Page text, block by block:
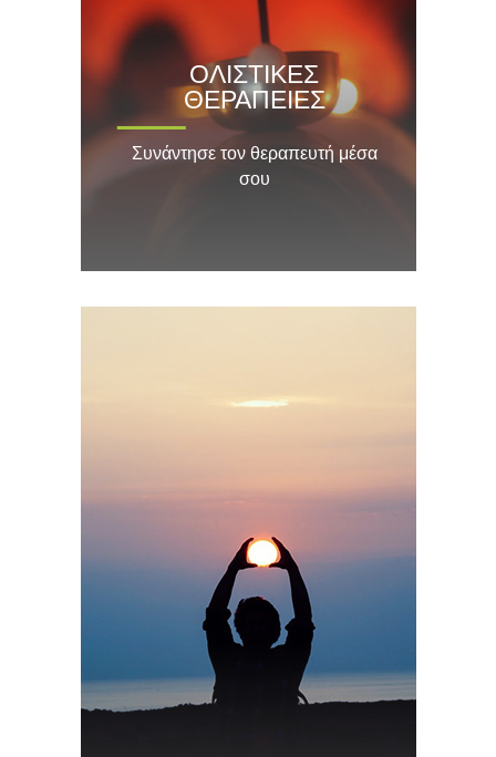
ΟΛΙΣΤΙΚΕΣ
ΘΕΡΑΠΕΙΕΣ
Συνάντησε τον θεραπευτή μέσα
σου